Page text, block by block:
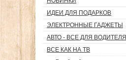
ИДЕИ ДЛЯ ПОДАРКОВ
ЭЛЕКТРОННЫЕ ГАДЖЕТЫ
АВТО - ВСЕ ДЛЯ ВОДИТЕЛЯ
ВСЕ КАК НА ТВ